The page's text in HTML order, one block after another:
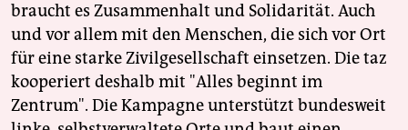
braucht es Zusammenhalt und Solidarität. Auch
und vor allem mit den Menschen, die sich vor Ort
für eine starke Zivilgesellschaft einsetzen. Die taz
kooperiert deshalb mit "Alles beginnt im
Zentrum". Die Kampagne unterstützt bundesweit